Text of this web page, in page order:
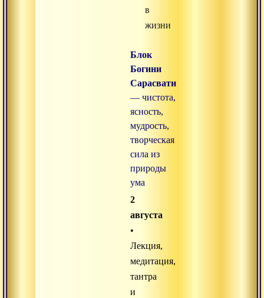
в
жизни
Блок
Богини
Сарасвати
— чистота,
ясность,
мудрость,
творческая
сила из
природы
ума
2
августа
•
Лекция,
медитация,
тантра
и